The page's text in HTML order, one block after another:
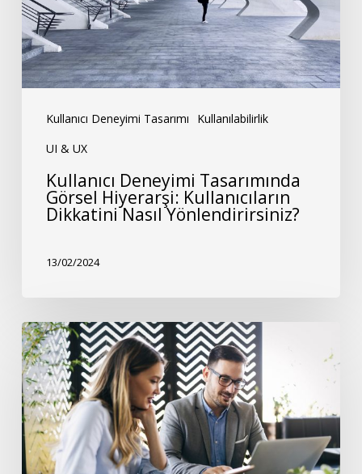
Kullanıcı Deneyimi Tasarımı
Kullanılabilirlik
UI & UX
Kullanıcıların
Dikkatini
Nasıl
Yönlendirirsiniz?
Kullanıcı Deneyimi Tasarımında
Görsel Hiyerarşi: Kullanıcıların
Dikkatini Nasıl Yönlendirirsiniz?
13/02/2024
Mikro
Etkileşimlerin
(Micro
Interactions)
Kullanıcı
Etkileşimi